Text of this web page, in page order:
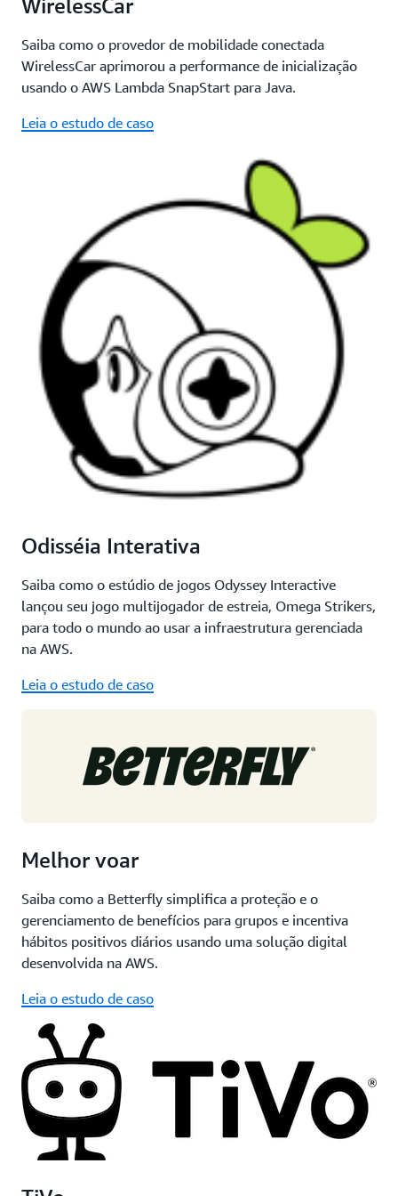
WirelessCar
Saiba como o provedor de mobilidade conectada
WirelessCar aprimorou a performance de inicialização
usando o AWS Lambda SnapStart para Java.
Leia o estudo de caso
Odisséia Interativa
Saiba como o estúdio de jogos Odyssey Interactive
lançou seu jogo multijogador de estreia, Omega Strikers,
para todo o mundo ao usar a infraestrutura gerenciada
na AWS.
Leia o estudo de caso
Melhor voar
Saiba como a Betterfly simplifica a proteção e o
gerenciamento de benefícios para grupos e incentiva
hábitos positivos diários usando uma solução digital
desenvolvida na AWS.
Leia o estudo de caso